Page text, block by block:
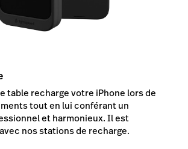
table recharge votre iPhone lors de
tout en lui conférant un
et harmonieux. Il est
nos stations de recharge.